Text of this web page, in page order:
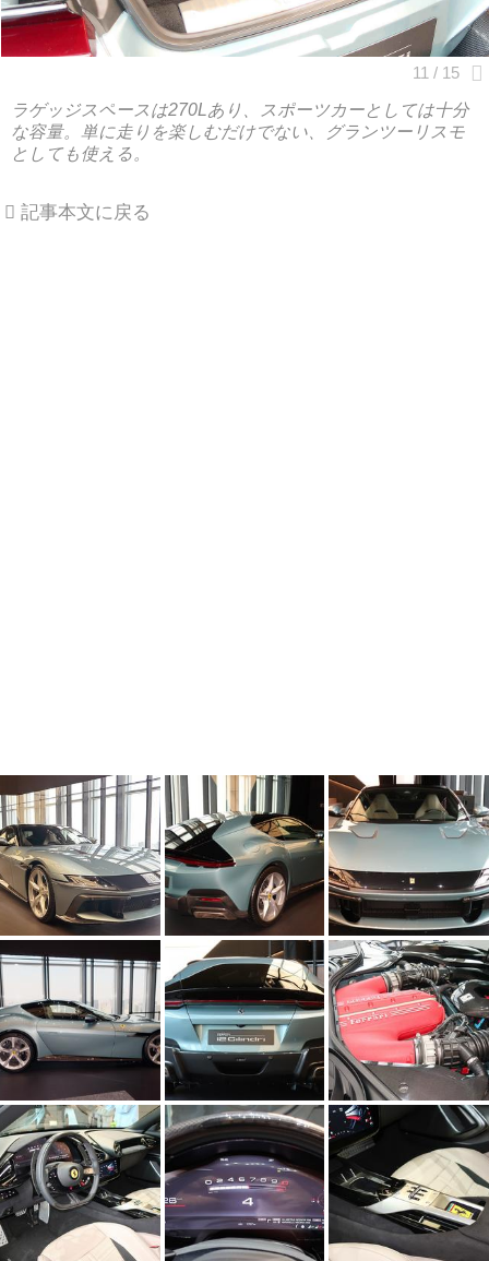
ラゲッジスペースは270Lあり、スポーツカーとしては十分
な容量。単に走りを楽しむだけでない、グランツーリスモ
としても使える。
記事本文に戻る